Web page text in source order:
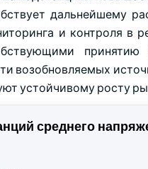
дальнейшему
и контроля в
возобновляемых
устойчивому росту
среднего